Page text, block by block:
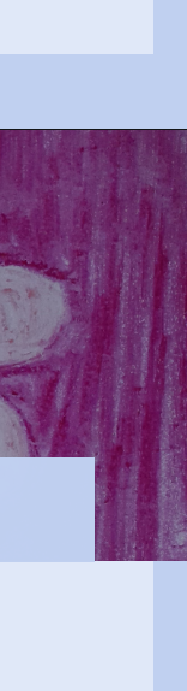
https://josivandroavelar.com.br/luneta-sonora-224-revolucao-criativa-em-curso/